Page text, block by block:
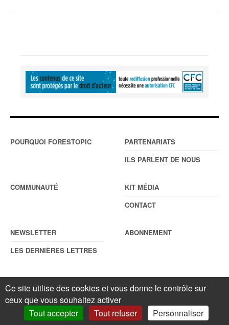
POURQUOI FORESTOPIC
PARTENARIATS
ILS PARLENT DE NOUS
COMMUNAUTÉ
KIT MÉDIA
CONTACT
NEWSLETTER
LES DERNIÈRES LETTRES
ABONNEMENT
© ForestopicMentions légales. Reproduction interdite sans autorisation
écrite préalable.Gestionnaire de cookies
Ce site utilise des cookies et vous donne le contrôle sur
ceux que vous souhaitez activer
Tout accepter
Tout refuser Personnaliser